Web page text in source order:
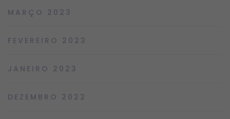
MARÇO 2023
FEVEREIRO 2023
JANEIRO 2023
DEZEMBRO 2022